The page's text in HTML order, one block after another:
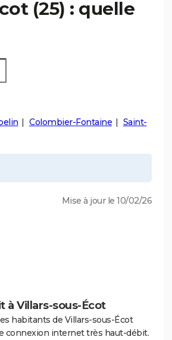
(25) : quelle
Colombier-Fontaine
Saint-
Mise à jour le 10/02/26
à Villars-sous-Écot
habitants de Villars-sous-Écot
connexion internet très haut-débit.